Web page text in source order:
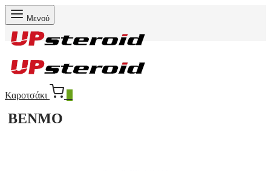
Μενού
Καροτσάκι
ΒΕΝΜΟ